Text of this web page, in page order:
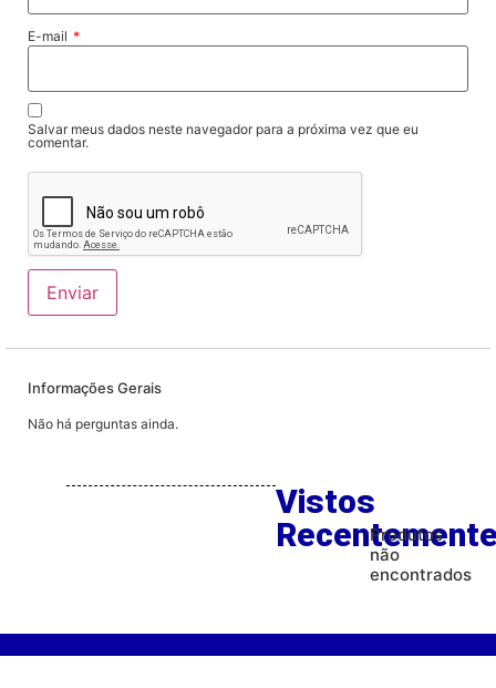
E-mail *
Salvar meus dados neste navegador para a próxima vez que eu
comentar.
Informações Gerais
Não há perguntas ainda.
Vistos
Produtos
não
encontrados